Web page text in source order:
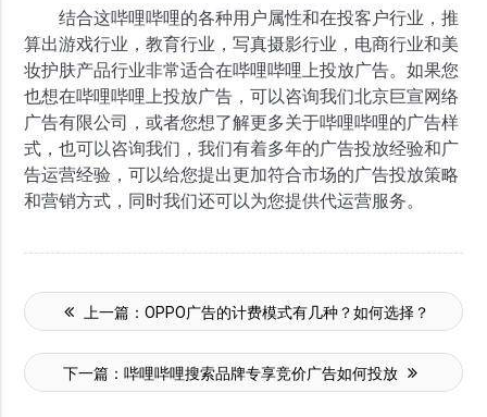
结合这哔哩哔哩的各种用户属性和在投客户行业，推
算出游戏行业，教育行业，写真摄影行业，电商行业和美
妆护肤产品行业非常适合在哔哩哔哩上投放广告。如果您
也想在哔哩哔哩上投放广告，可以咨询我们北京巨宣网络
广告有限公司，或者您想了解更多关于哔哩哔哩的广告样
式，也可以咨询我们，我们有着多年的广告投放经验和广
告运营经验，可以给您提出更加符合市场的广告投放策略
和营销方式，同时我们还可以为您提供代运营服务。
上一篇： OPPO广告的计费模式有几种？如何选择？
下一篇：哔哩哔哩搜索品牌专享竞价广告如何投放